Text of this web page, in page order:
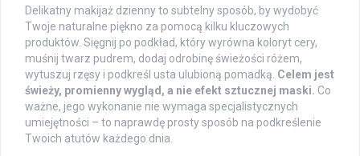
Delikatny makijaż dzienny to subtelny sposób, by wydobyć
Twoje naturalne piękno za pomocą kilku kluczowych
produktów. Sięgnij po podkład, który wyrówna koloryt cery,
muśnij twarz pudrem, dodaj odrobinę świeżości różem,
wytuszuj rzęsy i podkreśl usta ulubioną pomadką. Celem jest
świeży, promienny wygląd, a nie efekt sztucznej maski. Co
ważne, jego wykonanie nie wymaga specjalistycznych
umiejętności – to naprawdę prosty sposób na podkreślenie
Twoich atutów każdego dnia.